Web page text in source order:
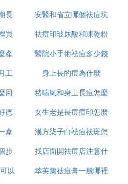
，保持精神愉快，不要帶有
。
起來喝一大杯水能夠清腸排
力搓洗你的皮膚。
多的脂肪和糖類。
要熬夜。每天至少保證7小時
什麼葯有效
印
長
安醫和省立哪個祛痘坑
痘印好
買
祛痘印玻尿酸和凍乾粉
哪個好
產
醫院小手術祛痘多少錢
一次
工
身上長的痘為什麼
回
豬喘氣和身上長痘怎麼
治療
德
女生老是長痘痘印怎麼
辦
盒
漢方柒子白祛痘祛斑怎
麼樣
步
找店面開祛痘店注意什
麼
以
萃芙蘭祛痘膏一般哪裡